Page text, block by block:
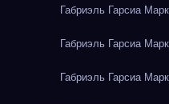
Габриэль Гарсиа
Габриэль Гарсиа
Габриэль Гарсиа